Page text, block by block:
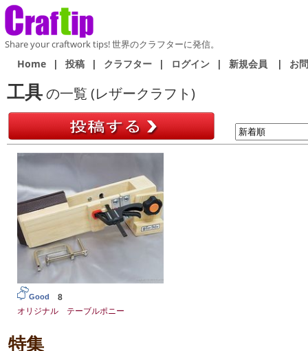
Share your craftwork tips! 世界のクラフターに発信。
Home | 投稿 | クラフター | ログイン | 新規会員 | お
工具の一覧 (レザークラフト)
Good 8
オリジナル テーブルポニー
特集